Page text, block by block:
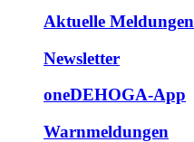
Aktuelle Meldungen
Newsletter
oneDEHOGA-App
Warnmeldungen